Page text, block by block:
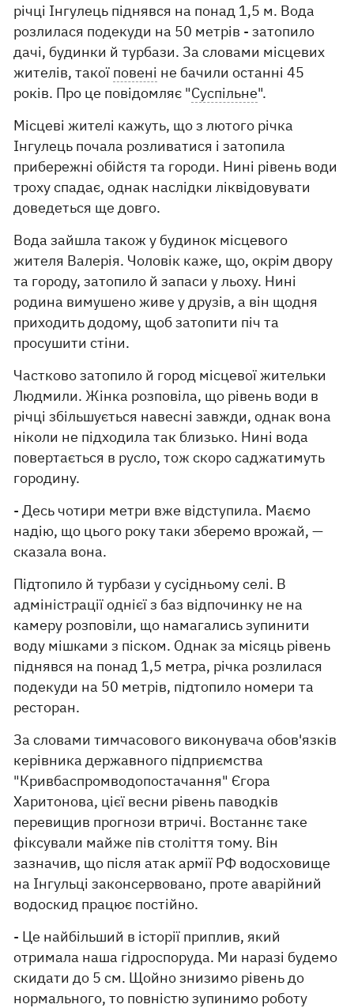
річці Інгулець піднявся на понад 1,5 м. Вода
розлилася подекуди на 50 метрів - затопило
дачі, будинки й турбази. За словами місцевих
жителів, такої повені не бачили останні 45
років. Про це повідомляє "Суспільне".
Місцеві жителі кажуть, що з лютого річка
Інгулець почала розливатися і затопила
прибережні обійстя та городи. Нині рівень води
троху спадає, однак наслідки ліквідовувати
доведеться ще довго.
Вода зайшла також у будинок місцевого
жителя Валерія. Чоловік каже, що, окрім двору
та городу, затопило й запаси у льоху. Нині
родина вимушено живе у друзів, а він щодня
приходить додому, щоб затопити піч та
просушити стіни.
Частково затопило й город місцевої жительки
Людмили. Жінка розповіла, що рівень води в
річці збільшується навесні завжди, однак вона
ніколи не підходила так близько. Нині вода
повертається в русло, тож скоро саджатимуть
городину.
- Десь чотири метри вже відступила. Маємо
надію, що цього року таки зберемо врожай, —
сказала вона.
Підтопило й турбази у сусідньому селі. В
адміністрації однієї з баз відпочинку не на
камеру розповіли, що намагались зупинити
воду мішками з піском. Однак за місяць рівень
піднявся на понад 1,5 метра, річка розлилася
подекуди на 50 метрів, підтопило номери та
ресторан.
За словами тимчасового виконувача обов'язків
керівника державного підприємства
"Кривбаспромводопостачання" Єгора
Харитонова, цієї весни рівень паводків
перевищив прогнози втричі. Востаннє таке
фіксували майже пів століття тому. Він
зазначив, що після атак армії РФ водосховище
на Інгульці законсервовано, проте аварійний
водоскид працює постійно.
- Це найбільший в історії приплив, який
отримала наша гідроспоруда. Ми наразі будемо
скидати до 5 см. Щойно знизимо рівень до
нормального, то повністю зупинимо роботу